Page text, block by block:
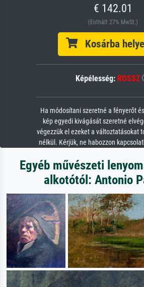
€ 142.01
(Enthält 27% MwSt.)
Kosárba
Képélesség: ROSSZ
Ha módosítani szeretné a fényerőt
kép egyedi kivágását szeretné
végezzük el ezeket a változtatásokat
nélkül. Kérjük, ne habozzon
Egyéb művészeti
alkotótól: Antonio